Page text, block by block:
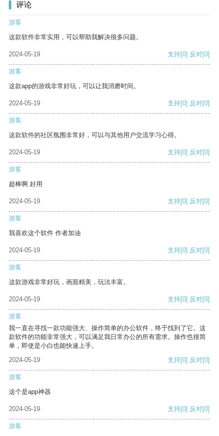
评论
游客
这款软件非常实用，可以帮助我解决很多问题。
2024-05-19 支持[0] 反对[0]
游客
这款app的游戏非常好玩，可以让我消磨时间。
2024-05-19 支持[0] 反对[0]
游客
这款软件的社区氛围非常好，可以与其他用户交流学习心得。
2024-05-19 支持[0] 反对[0]
游客
超棒啊 好用
2024-05-19 支持[0] 反对[0]
游客
我喜欢这个软件 作者加油
2024-05-19 支持[0] 反对[0]
游客
这款游戏非常好玩，画面精美，玩法丰富。
2024-05-19 支持[0] 反对[0]
游客
我一直在寻找一款功能强大、操作简单的办公软件，终于找到了它。这
款软件的功能非常强大，可以满足我日常办公的所有需求。操作也很简
单，即使是小白也能快速上手。
2024-05-19
支持[0] 反对[0]
游客
这个是app神器
2024-05-19 支持[0] 反对[0]
游客